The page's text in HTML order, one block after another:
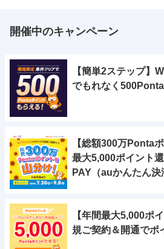
開催中のキャンペーン
【簡単2ステップ】
でもれなく
【総額300万Ponta
最大5,000ポイント
PAY（auかんたん決
【年間最大5,000ポ
規ご契約＆開通でポ